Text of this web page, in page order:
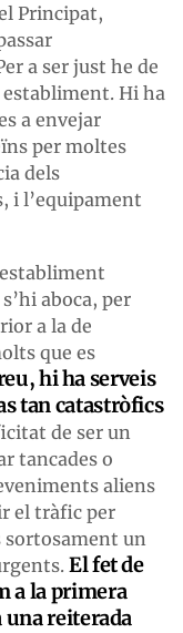
Principat,
a ser just he de
Hi ha
a envejar
per moltes
dels
i l’equipament
aboca, per
a la de
que es
hi ha serveis
tan catastròfics
de ser un
tancades o
aliens
el tràfic per
sortosament un
El fet de
a la primera
una reiterada